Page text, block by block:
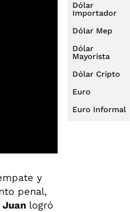
y
penal,
Juan logró
Dólar
Importador
Dólar Mep
Dólar
Mayorista
Dólar Cripto
Euro
Euro Informal